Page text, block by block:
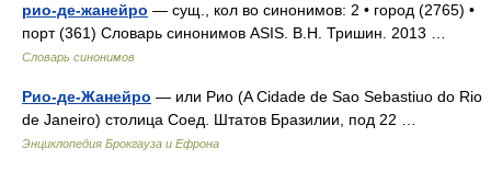
рио-де-жанейро — сущ., кол во синонимов: 2 • город (2765) •
порт (361) Словарь синонимов ASIS. В.Н. Тришин. 2013 …
Словарь синонимов
Рио-де-Жанейро — или Риo (A Cidade de Sao Sebastiuo do Rio
de Janeiro) столица Соед. Штатов Бразилии, под 22 …
Энциклопедия Брокгауза и Ефрона